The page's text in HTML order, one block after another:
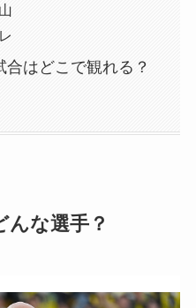
はどこで観れる？
んな選手？